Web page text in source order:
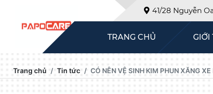
41/28 Nguyễn
TRANG CHỦ GIỚI
Trang chủ Tin tức CÓ NÊN VỆ SINH KIM PHUN XĂNG